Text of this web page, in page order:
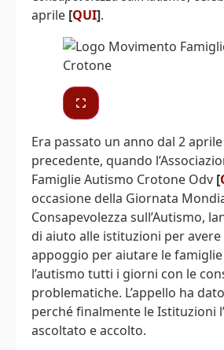
aprile [QUI].
Era passato un anno dal 2 aprile
precedente, quando
Famiglie Autismo Crotone Odv [
occasione della Giornata
Consapevolezza sull’Autismo,
di aiuto alle istituzioni per avere
appoggio per aiutare le
l’autismo tutti i giorni con le
problematiche. L’appello ha
perché finalmente le Istituzioni
ascoltato e accolto.